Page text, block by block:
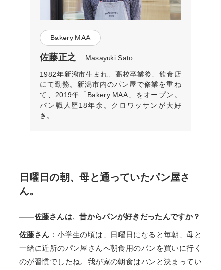
Bakery MAA
佐藤正之 Masayuki Sato
1982年新潟市生まれ。高校卒業後、飲食店
にて勤務。新潟市内のパン屋で修業を重ね
て、2019年「Bakery MAA」をオープン。
パン職人歴18年余。クロワッサンが大好
き。
日曜日の朝、母と通っていたパン屋さ
ん。
――佐藤さんは、昔からパンが好きだったんですか？
佐藤さん ：小学生の頃は、日曜日になると毎朝、母と
一緒に近所のパン屋さんへ朝食用のパンを買いに行く
のが習慣でしたね。我が家の朝食はパンと決まってい